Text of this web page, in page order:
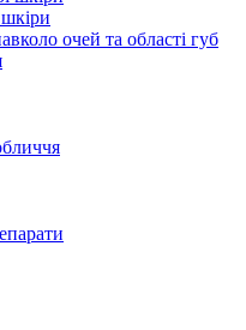
очей та області губ